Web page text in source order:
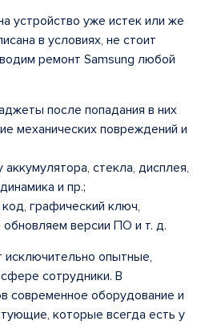
устройство уже истек или же
в условиях, не стоит
ремонт Samsung любой
после попадания в них
механических повреждений и
стекла, дисплея,
и пр.;
графический ключ,
версии ПО и т. д.
опытные,
сотрудники. В
современное оборудование и
которые всегда есть у